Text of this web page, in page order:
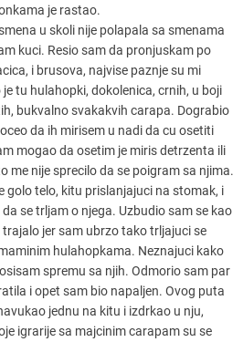
je rastao.
u skoli nije polapala sa smenama
kuci. Resio sam da pronjuskam po
i brusova, najvise paznje su mi
tu hulahopki, dokolenica, crnih, u boji
bukvalno svakakvih carapa. Dograbio
da ih mirisem u nadi da cu osetiti
mogao da osetim je miris detrzenta ili
me nije sprecilo da se poigram sa njima.
golo telo, kitu prislanjajuci na stomak, i
se trljam o njega. Uzbudio sam se kao
jer sam ubrzo tako trljajuci se
hulahopkama. Neznajuci kako
spremu sa njih. Odmorio sam par
i opet sam bio napaljen. Ovog puta
jednu na kitu i izdrkao u nju,
igrarije sa majcinim carapam su se